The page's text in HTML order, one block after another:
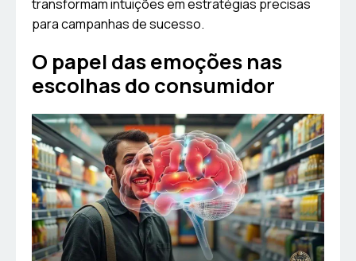
transformam intuições em estratégias precisas
para campanhas de sucesso.
O papel das emoções nas
escolhas do consumidor